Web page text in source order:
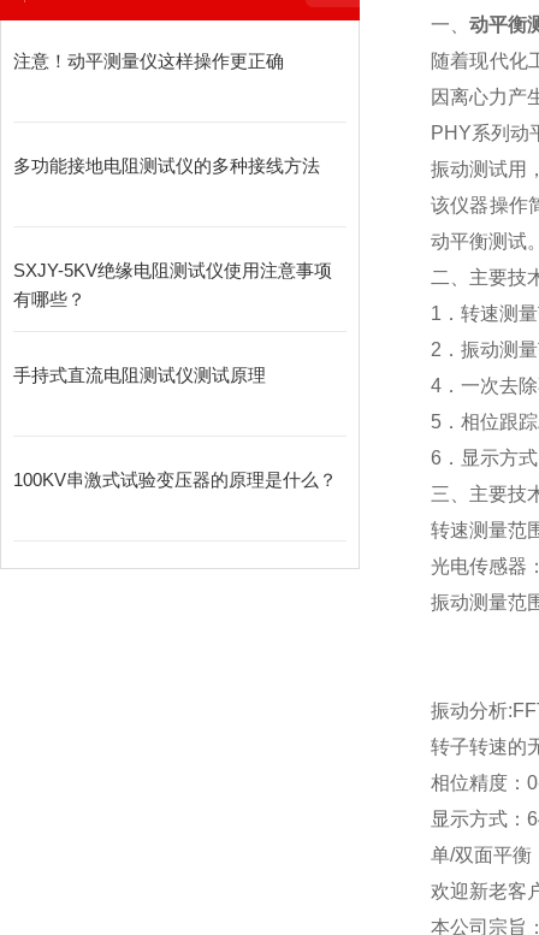
注意！动平测量仪这样操作更正确
多功能接地电阻测试仪的多种接线方法
SXJY-5KV绝缘电阻测试仪使用注意事项
有哪些？
手持式直流电阻测试仪测试原理
100KV串激式试验变压器的原理是什么？
一、 动平衡
随着现代化
因离心力产
PHY系列动
振动测试用
该仪器操作
动平衡测试
二、 主要技
1．转速测
2．振动测
4．一次去
5．相位跟
6．显示方
三、主要技
转速测量范
光电传感器
振动测量范
振动分析
转子转速的
相位精度：
显示方式：
单/双面平
欢迎新老客
本公司宗旨